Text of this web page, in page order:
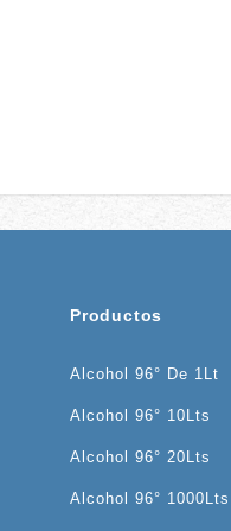
Productos
Alcohol 96° De 1Lt
Alcohol 96° 10Lts
Alcohol 96° 20Lts
Alcohol 96° 1000Lts